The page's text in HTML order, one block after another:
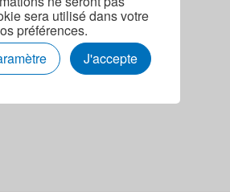
sera utilisé dans votre
préférences.
J'accepte